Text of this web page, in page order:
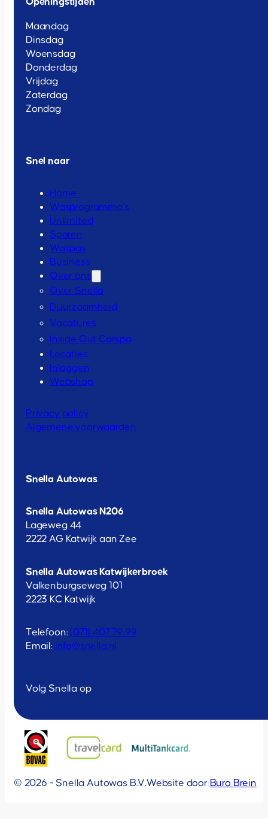
Maandag
Dinsdag
Woensdag
Donderdag
Vrijdag
Zaterdag
Zondag
Snel naar
Home
Wasprogramma’s
Unlimited
Sparen
Waspas
Business
Over ons
Over Snella
Duurzaamheid
Vacatures
Inside Out Carspa
Locaties
Inloggen
Webshop
Privacy policy
Algemene voorwaarden
Snella Autowas
Snella Autowas N206
Lageweg 44
2222 AG Katwijk aan Zee
Snella Autowas Katwijkerbroek
Valkenburgseweg 101
2223 KC Katwijk
Telefoon:(071) 407 79 99
Email: info@snella.nl
Volg Snella op
© 2026 - Snella Autowas B.V.Website door Buro Brein